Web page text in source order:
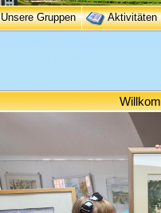
Unsere Gruppen Aktivitäten